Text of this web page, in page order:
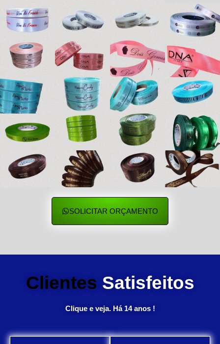
SOLICITAR ORÇAMENTO
Clientes Satisfeitos
Clique e veja. Há 14 anos !